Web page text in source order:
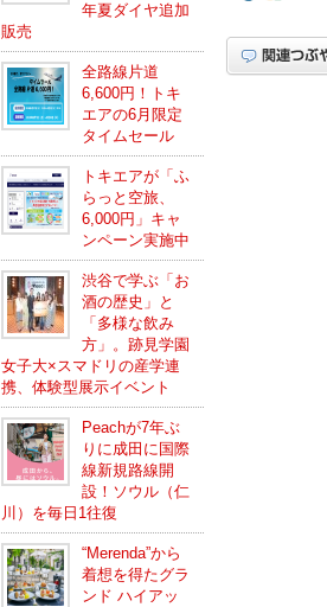
年夏ダイヤ追加
販売
全路線片道
6,600円！トキ
エアの6月限定
タイムセール
トキエアが「ふ
らっと空旅、
6,000円」キャ
ンペーン実施中
渋谷で学ぶ「お
酒の歴史」と
「多様な飲み
方」。跡見学園
女子大×スマドリの産学連
携、体験型展示イベント
Peachが7年ぶ
りに成田に国際
線新規路線開
設！ソウル（仁
川）を毎日1往復
“Merenda”から
着想を得たグラ
ンド ハイアッ